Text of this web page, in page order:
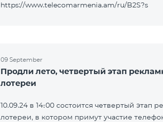
https://www.telecomarmenia.am/ru/B2S?s
09 September
Продли лето, четвертый этап
лотереи
10.09.24 в 14։00 состоится четвертый этап
лотереи, в котором примут участие